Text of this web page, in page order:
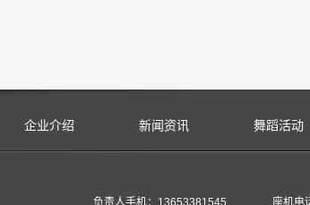
企业介绍 新闻资讯 舞蹈活动
负责人手机：13653381545 座机电话